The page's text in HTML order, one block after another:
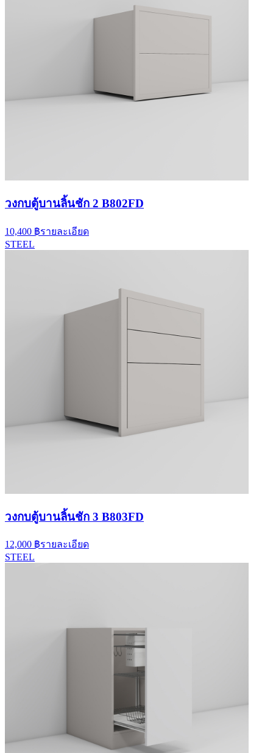
วงกบตู้บานลิ้นชัก 2 B802FD
10,400 ฿รายละเอียด
STEEL
วงกบตู้บานลิ้นชัก 3 B803FD
12,000 ฿รายละเอียด
STEEL